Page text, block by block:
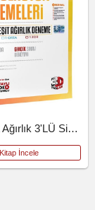
AYT 3D Eşit Ağırlık 3'LÜ Simülasyon Deneme
Kitap İncele